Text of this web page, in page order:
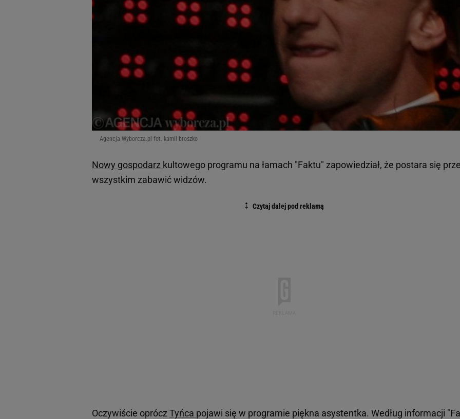
Agencja Wyborcza.pl fot. kamil broszko
Nowy gospodarz kultowego programu na łamach "Faktu" zapowiedział, że postara się
wszystkim zabawić widzów.
Oczywiście oprócz Tyńca pojawi się w programie piękna asystentka. Według informacji